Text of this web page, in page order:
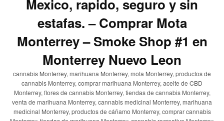
Mexico, rapido, seguro y sin
estafas. – Comprar Mota
Monterrey – Smoke Shop #1 en
Monterrey Nuevo Leon
cannabis Monterrey, marihuana Monterrey, mota Monterrey, productos de
cannabis Monterrey, comprar marihuana Monterrey, aceite de CBD
Monterrey, flores de cannabis Monterrey, tiendas de cannabis Monterrey,
venta de marihuana Monterrey, cannabis medicinal Monterrey, marihuana
medicinal Monterrey, productos de cáñamo Monterrey, comprar cannabis